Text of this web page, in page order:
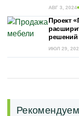
АВГ 3, 2024
Проект
решений
ИЮЛ 29,
Рекомендуем